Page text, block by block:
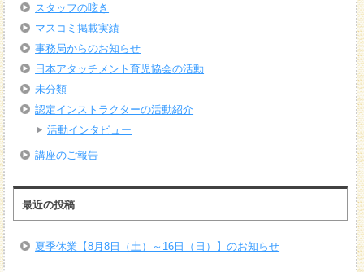
スタッフの呟き
マスコミ掲載実績
事務局からのお知らせ
日本アタッチメント育児協会の活動
未分類
認定インストラクターの活動紹介
活動インタビュー
講座のご報告
最近の投稿
夏季休業【8月8日（土）～16日（日）】のお知らせ